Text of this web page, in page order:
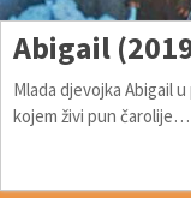
Abigail
Mlada djevojka Abigail
kojem živi pun čarolije…